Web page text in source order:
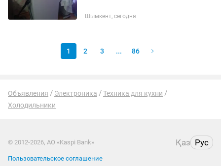
Шымкент, сегодня
1 2 3 ... 86
Объявления Электроника
Техника для кухни
Холодильники
© 2012-2026, АО «Kaspi Bank» Қаз Рус
Пользовательское соглашение